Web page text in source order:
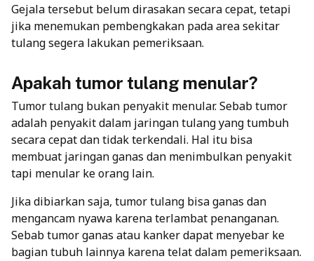
Gejala tersebut belum dirasakan secara cepat, tetapi
jika menemukan pembengkakan pada area sekitar
tulang segera lakukan pemeriksaan.
Apakah tumor tulang menular?
Tumor tulang bukan penyakit menular. Sebab tumor
adalah penyakit dalam jaringan tulang yang tumbuh
secara cepat dan tidak terkendali. Hal itu bisa
membuat jaringan ganas dan menimbulkan penyakit
tapi menular ke orang lain.
Jika dibiarkan saja, tumor tulang bisa ganas dan
mengancam nyawa karena terlambat penanganan.
Sebab tumor ganas atau kanker dapat menyebar ke
bagian tubuh lainnya karena telat dalam pemeriksaan.